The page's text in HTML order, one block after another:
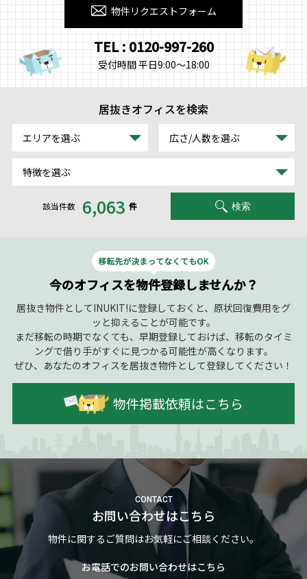
物件リクエストフォーム
TEL : 0120-997-260
受付時間 平日9:00～18:00
居抜きオフィスを検索
エリアを選ぶ 広さ/人数を選ぶ
特徴を選ぶ
該当件数 6,063 件 検索
今のオフィスを物件登録しませんか？
居抜き物件としてINUKIT!に登録しておくと、原状回復費用をグ
ッと抑えることが可能です。
まだ移転の時期でなくても、早期登録しておけば、移転のタイミ
ングで借り手がすぐに見つかる可能性が高くなります。
ぜひ、あなたのオフィスを居抜き物件として登録してください！
物件掲載依頼はこちら
CONTACT
お問い合わせはこちら
物件に関するご質問はお気軽にご相談ください。
お電話でのお問い合わせはこちら